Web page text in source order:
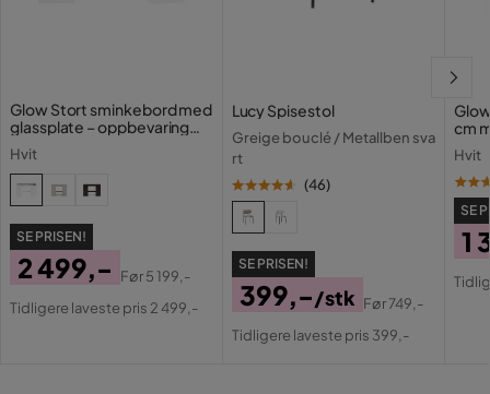
Glow Stort sminkebord med
glassplate – oppbevaring
med skuffer og rom 120 cm
Hvit
SE PRISEN!
Pris
2 499,-
Original
Før5 199,-
Tidligere laveste pris 2 499,-
Lucy Spisestol
Greige bouclé / Metallben sva
rt
(46)
SE PRISEN!
Pris
399,-/stk
Original
Før749,-
Tidligere laveste pris 399,-
cm
med
Hvit
SE
1